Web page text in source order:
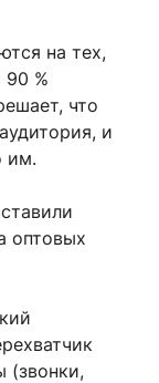
на тех,
90 %
что
и
им.
оптовых
(звонки,